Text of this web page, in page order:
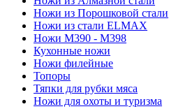
Ножи из Порошковой стали
Ножи из стали ELMAX
Ножи М390 - М398
Кухонные ножи
Ножи филейные
Топоры
Тяпки для рубки мяса
Ножи для охоты и туризма